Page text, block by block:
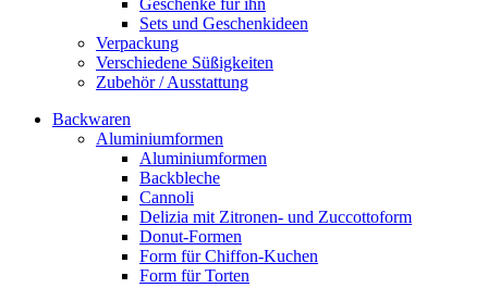
Geschenke für ihn
Sets und Geschenkideen
Verpackung
Verschiedene Süßigkeiten
Zubehör / Ausstattung
Backwaren
Aluminiumformen
Aluminiumformen
Backbleche
Cannoli
Delizia mit Zitronen- und Zuccottoform
Donut-Formen
Form für Chiffon-Kuchen
Form für Torten